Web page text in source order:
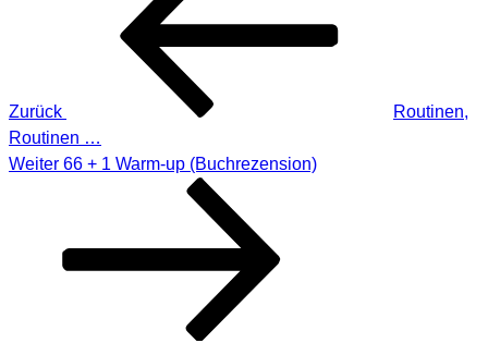
Zurück
Routinen,
Routinen …
Nächster
Weiter 66 + 1 Warm-up (Buchrezension)